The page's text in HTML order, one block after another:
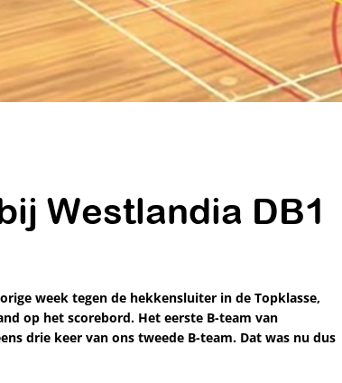
Westlandia DB1
week tegen de hekkensluiter in de Topklasse,
op het scorebord. Het eerste B-team van
drie keer van ons tweede B-team. Dat was nu dus